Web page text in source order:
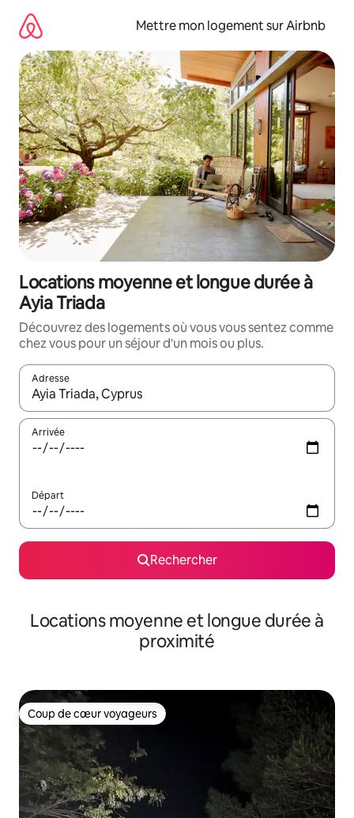
directement
contenu
Mettre mon logement sur Airbnb
Locations moyenne et longue durée à
Ayia Triada
Découvrez des logements où vous vous sentez comme
chez vous pour un séjour d'un mois ou plus.
Adresse
Lorsque les résultats s'affichent, utilisez les flèches vers le
Arrivée
Départ
Rechercher
Locations moyenne et longue durée à
proximité
Coup de cœur voyageurs
Coup de cœur voyageurs